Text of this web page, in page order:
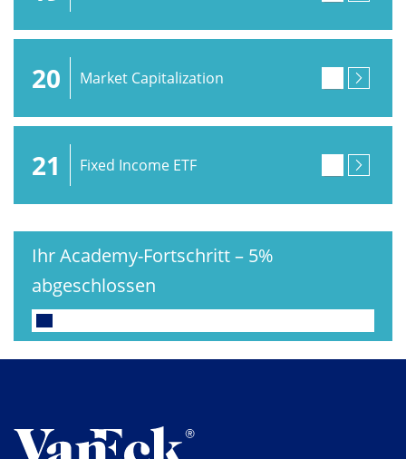
20 Market Capitalization
21 Fixed Income ETF
Ihr Academy-Fortschritt– 5%
abgeschlossen